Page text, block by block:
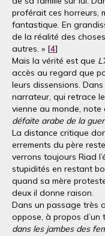
proférait ces horreurs,
fantastique. En
de la réalité des
autres. » [4]
Mais la vérité est que
accès au regard que
leurs dissensions.
narrateur, qui retrace
vienne au monde, note
défaite arabe de la
La distance critique
errements du père
verrons toujours Riad
stupidités en restant
quand sa mère
deux il donne raison.
Dans un passage très
oppose, à propos d’un
dans les jambes des